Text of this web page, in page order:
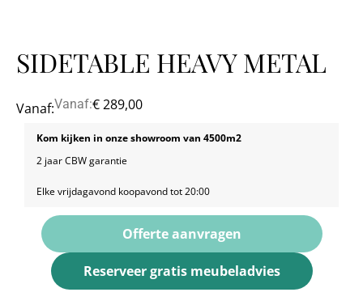
SIDETABLE HEAVY METAL
Vanaf:Vanaf:€289,00
Kom kijken in onze showroom van 4500m2
2 jaar CBW garantie
Elke vrijdagavond koopavond tot 20:00
Offerte aanvragen
Reserveer gratis meubeladvies